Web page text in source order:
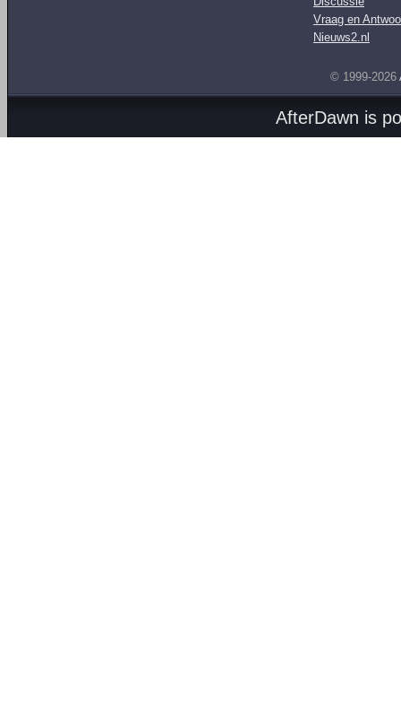
Vraag en
Nieuws2.nl
© 1999-2026
AfterDawn is